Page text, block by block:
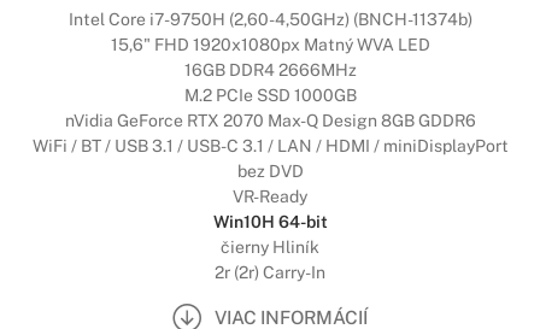
Intel Core i7-9750H (2,60-4,50GHz) (BNCH-11374b)
15,6" FHD 1920x1080px Matný WVA LED
16GB DDR4 2666MHz
M.2 PCIe SSD 1000GB
nVidia GeForce RTX 2070 Max-Q Design 8GB GDDR6
WiFi / BT / USB 3.1 / USB-C 3.1 / LAN / HDMI / miniDisplayPort
bez DVD
VR-Ready
Win10H 64-bit
čierny Hliník
2r (2r) Carry-In
VIAC INFORMÁCIÍ